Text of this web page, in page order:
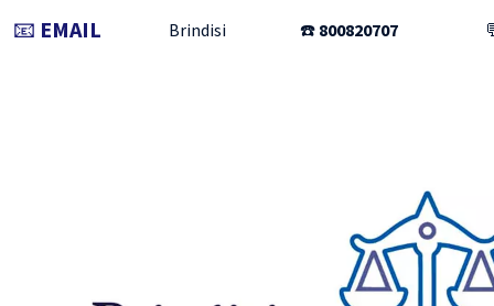
📧 EMAIL Brindisi ☎️ 800820707